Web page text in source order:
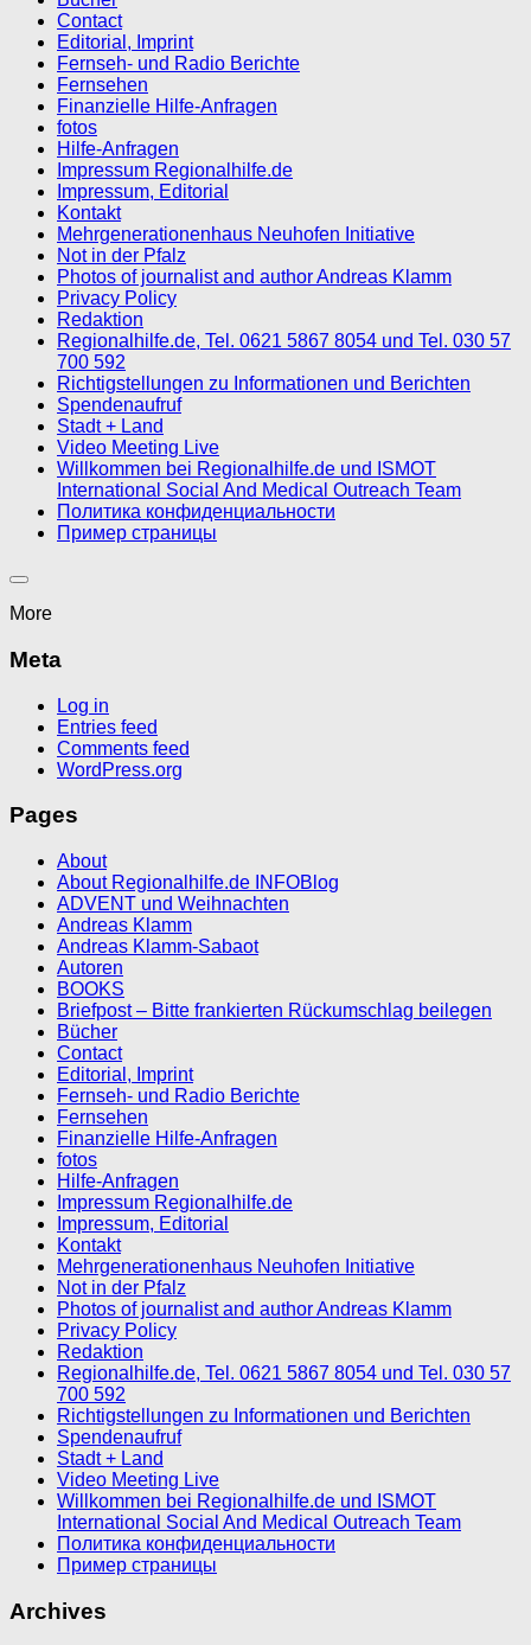
Contact
Editorial, Imprint
Fernseh- und Radio Berichte
Fernsehen
Finanzielle Hilfe-Anfragen
fotos
Hilfe-Anfragen
Impressum Regionalhilfe.de
Impressum, Editorial
Kontakt
Mehrgenerationenhaus Neuhofen Initiative
Not in der Pfalz
Photos of journalist and author Andreas Klamm
Privacy Policy
Redaktion
Regionalhilfe.de, Tel. 0621 5867 8054 und Tel. 030 57
700 592
Richtigstellungen zu Informationen und Berichten
Spendenaufruf
Stadt + Land
Video Meeting Live
Willkommen bei Regionalhilfe.de und ISMOT
International Social And Medical Outreach Team
Политика конфиденциальности
Пример страницы
More
Meta
Log in
Entries feed
Comments feed
WordPress.org
Pages
About
About Regionalhilfe.de INFOBlog
ADVENT und Weihnachten
Andreas Klamm
Andreas Klamm-Sabaot
Autoren
BOOKS
Briefpost – Bitte frankierten Rückumschlag beilegen
Bücher
Contact
Editorial, Imprint
Fernseh- und Radio Berichte
Fernsehen
Finanzielle Hilfe-Anfragen
fotos
Hilfe-Anfragen
Impressum Regionalhilfe.de
Impressum, Editorial
Kontakt
Mehrgenerationenhaus Neuhofen Initiative
Not in der Pfalz
Photos of journalist and author Andreas Klamm
Privacy Policy
Redaktion
Regionalhilfe.de, Tel. 0621 5867 8054 und Tel. 030 57
700 592
Richtigstellungen zu Informationen und Berichten
Spendenaufruf
Stadt + Land
Video Meeting Live
Willkommen bei Regionalhilfe.de und ISMOT
International Social And Medical Outreach Team
Политика конфиденциальности
Пример страницы
Archives